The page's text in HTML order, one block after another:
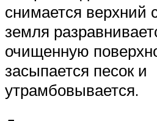
снимается верхний
земля
очищенную
засыпается песок и
утрамбовывается.